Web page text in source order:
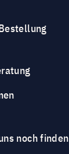
noch finden